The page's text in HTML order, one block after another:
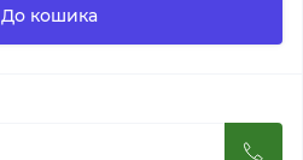
До кошика